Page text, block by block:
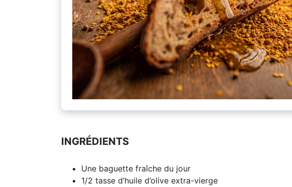
INGRÉDIENTS
Une baguette fraîche du jour
1/2 tasse d’huile d’olive extra-vierge